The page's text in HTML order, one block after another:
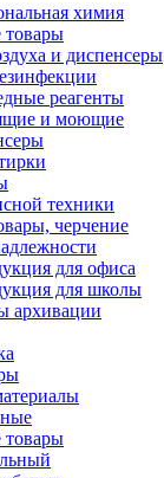
химия
товары
и диспенсеры
реагенты
и моющие
техники
черчение
для офиса
для школы
архивации
товары